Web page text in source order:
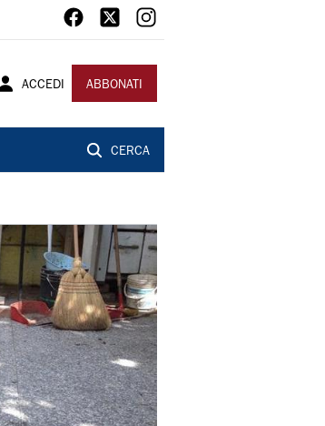
ACCEDI ABBONATI
CERCA